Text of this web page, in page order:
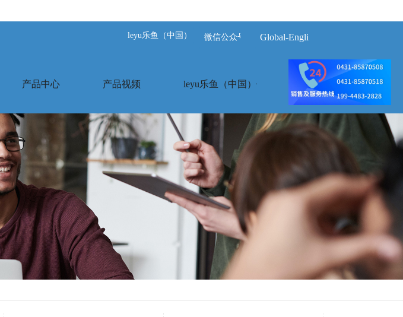
leyu乐鱼（中国）体育官方网站-LEYU.COM
微信公众号 Global-English
产品中心 产品视频 leyu乐鱼（中国）体育官方网站 案例展示